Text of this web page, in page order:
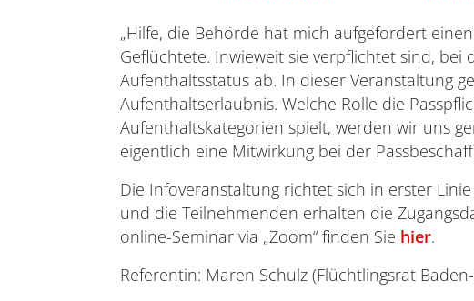
„Hilfe, die Behörde hat mich aufgefordert
Geflüchtete. Inwieweit sie verpflichtet sind, bei
Aufenthaltsstatus ab. In dieser Veranstaltung
Aufenthaltserlaubnis. Welche Rolle die
Aufenthaltskategorien spielt, werden wir uns
eigentlich eine Mitwirkung bei der
Die Infoveranstaltung richtet sich in erster
und die Teilnehmenden erhalten die
online-Seminar via „Zoom“ finden Sie hier.
Referentin: Maren Schulz (Flüchtlingsrat